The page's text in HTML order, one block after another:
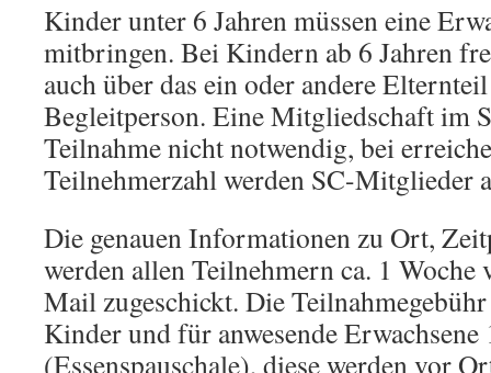
Kinder unter 6 Jahren müssen eine
mitbringen. Bei Kindern ab 6 Jahren
auch über das ein oder andere
Begleitperson. Eine Mitgliedschaft im
Teilnahme nicht notwendig, bei
Teilnehmerzahl werden SC-Mitglieder
Die genauen Informationen zu Ort,
werden allen Teilnehmern ca. 1 Woche
Mail zugeschickt. Die
Kinder und für anwesende Erwachsene
(Essenspauschale), diese werden vor